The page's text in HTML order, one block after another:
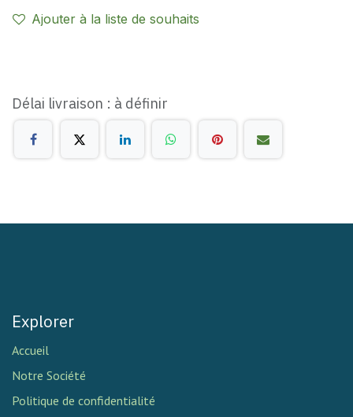
Ajouter à la liste de souhaits
Délai livraison : à définir
Explorer
Accueil
Notre Société
Politique de confidentialité